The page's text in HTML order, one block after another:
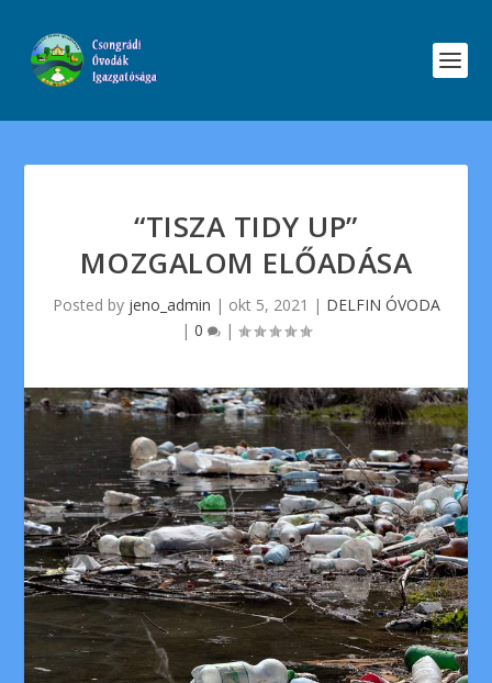
“TISZA TIDY UP”
MOZGALOM ELŐADÁSA
Posted by jeno_admin | okt 5, 2021 | DELFIN ÓVODA
| 0 |